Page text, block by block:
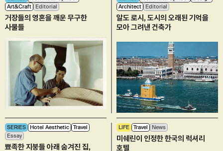
Art&Craft
Editorial
거장들의 영혼을 깨운 무구한
사물들
Architect
Editorial
알도 로시, 도시의 오래된 기억을
모아 그려낸 건축가
SERIES Hotel Aesthetic Travel
Essay
뾰족한 지붕들 아래 숨겨진 집,
LIFE Travel News
미쉐린이 인정한 한국의 럭셔리
호텔